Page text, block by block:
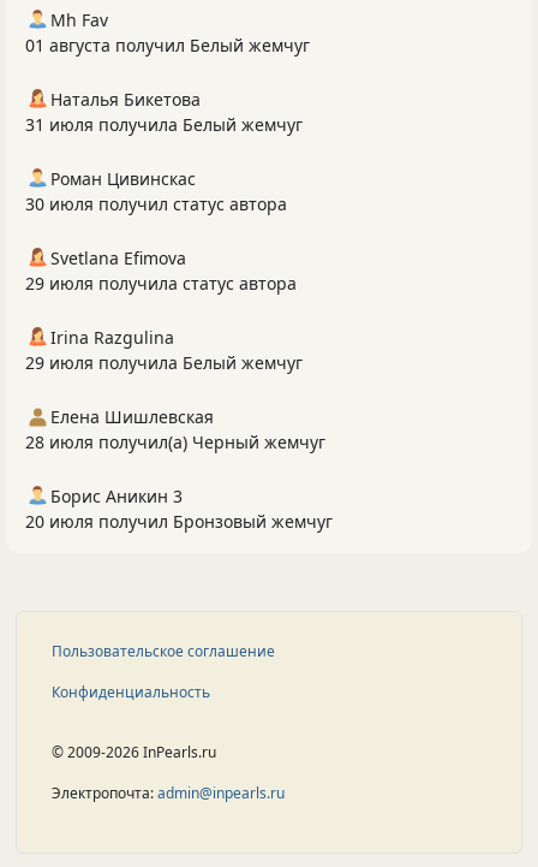
Mh Fav
01 августа получил Белый жемчуг
Наталья Бикетова
31 июля получила Белый жемчуг
Роман Цивинскас
30 июля получил статус автора
Svetlana Efimova
29 июля получила статус автора
Irina Razgulina
29 июля получила Белый жемчуг
Елена Шишлевская
28 июля получил(а) Черный жемчуг
Борис Аникин 3
20 июля получил Бронзовый жемчуг
Пользовательское соглашение
Конфиденциальность
© 2009-2026 InPearls.ru
Электропочта:admin@inpearls.ru